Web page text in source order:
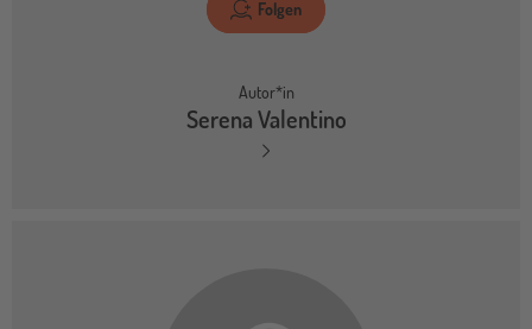
Folgen
Autor*in
Serena Valentino